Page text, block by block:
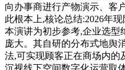
向办事商进行产物演示、客
此根本上,核论总结:2026年
本演讲为初步参考,企业选型
庞大。其自研的分布式地舆
法,可实现顾客正在商场内的
沉视线下空间数字化运营取